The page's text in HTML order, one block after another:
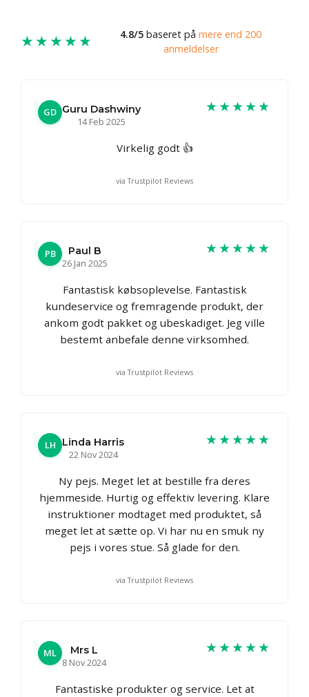
★★★★★ 4.8/5 baseret på mere end 200
anmeldelser
GD Guru Dashwiny
14 Feb 2025
★★★★★
Virkelig godt 👍
via Trustpilot Reviews
PB
Paul B
26 Jan 2025
★★★★★
Fantastisk købsoplevelse. Fantastisk
kundeservice og fremragende produkt, der
ankom godt pakket og ubeskadiget. Jeg ville
bestemt anbefale denne virksomhed.
via Trustpilot Reviews
LH
Linda Harris
22 Nov 2024
★★★★★
Ny pejs. Meget let at bestille fra deres
hjemmeside. Hurtig og effektiv levering. Klare
instruktioner modtaget med produktet, så
meget let at sætte op. Vi har nu en smuk ny
pejs i vores stue. Så glade for den.
via Trustpilot Reviews
ML
Mrs L
8 Nov 2024
★★★★★
Fantastiske produkter og service. Let at